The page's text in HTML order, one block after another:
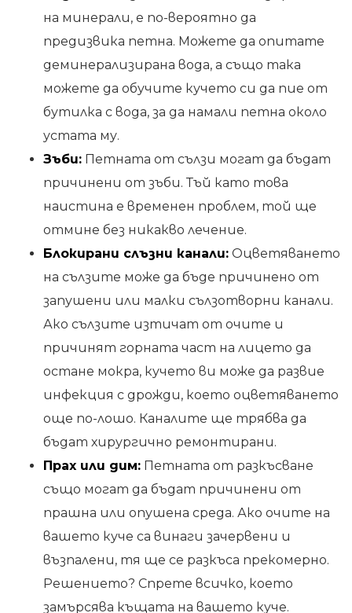
на минерали, е по-вероятно да
предизвика петна. Можете да опитате
деминерализирана вода, а също така
можете да обучите кучето си да пие от
бутилка с вода, за да намали петна около
устата му.
Зъби: Петната от сълзи могат да бъдат
причинени от зъби. Тъй като това
наистина е временен проблем, той ще
отмине без никакво лечение.
Блокирани слъзни канали: Оцветяването
на сълзите може да бъде причинено от
запушени или малки сълзотворни канали.
Ако сълзите изтичат от очите и
причинят горната част на лицето да
остане мокра, кучето ви може да развие
инфекция с дрожди, което оцветяването
още по-лошо. Каналите ще трябва да
бъдат хирургично ремонтирани.
Прах или дим: Петната от разкъсване
също могат да бъдат причинени от
прашна или опушена среда. Ако очите на
вашето куче са винаги зачервени и
възпалени, тя ще се разкъса прекомерно.
Решението? Спрете всичко, което
замърсява къщата на вашето куче.